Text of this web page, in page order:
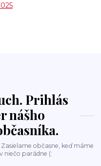
Prihlás
nášho
občasne, keď máme
niečo parádne (: